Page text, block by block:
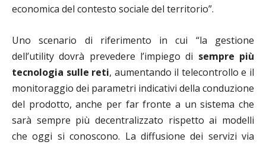
economica del contesto sociale del territorio”.
Uno scenario di riferimento in cui “la gestione
dell’utility dovrà prevedere l’impiego di sempre più
tecnologia sulle reti, aumentando il telecontrollo e il
monitoraggio dei parametri indicativi della conduzione
del prodotto, anche per far fronte a un sistema che
sarà sempre più decentralizzato rispetto ai modelli
che oggi si conoscono. La diffusione dei servizi via